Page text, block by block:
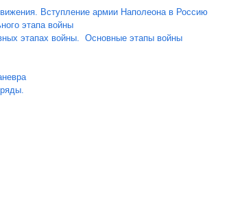
Вступление армии Наполеона в Россию
этапа войны
этапах войны. Основные этапы войны